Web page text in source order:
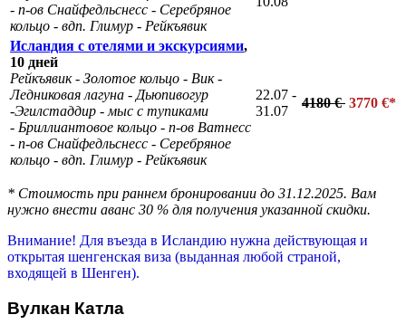
- п-ов Снайфедльснесс - Серебряное
кольцо - вдп. Глимур - Рейкъявик
Исландия с отелями и экскурсиями,
10 дней
Рейкъявик - Золотое кольцо - Вик -
Ледниковая лагуна - Дьюпивогур
-Эгилстаддир - мыс с тупиками
- Бриллиантовое кольцо - п-ов Ватнесс
- п-ов Снайфедльснесс - Серебряное
кольцо - вдп. Глимур - Рейкъявик
22.07 -
31.07
4180 € 3770 €*
* Стоимость при раннем бронировании до 31.12.2025. Вам
нужно внести аванс 30 % для получения указанной скидки.
Внимание! Для въезда в Исландию нужна действующая и
открытая шенгенская виза (выданная любой страной,
входящей в Шенген).
Вулкан Катла